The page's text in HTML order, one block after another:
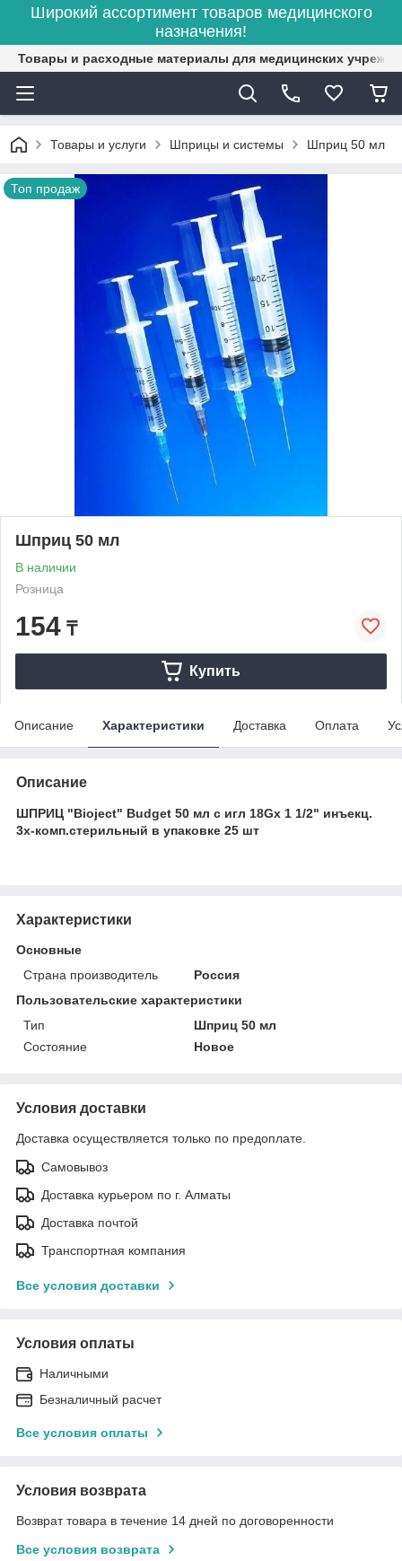
Широкий ассортимент товаров медицинского
назначения!
Товары и расходные материалы для медицинских
Товары и услуги Шприцы и системы Шприц 50 мл
Топ продаж
Шприц 50 мл
В наличии
Розница
154 ₸
Купить
Описание Характеристики Доставка Оплата
Описание
ШПРИЦ "Bioject" Budget 50 мл с игл 18Gх 1 1/2" инъекц.
3х-комп.стерильный в упаковке 25 шт
Характеристики
Основные
Страна производитель
Россия
Пользовательские характеристики
Тип
Шприц 50 мл
Состояние
Новое
Условия доставки
Доставка осуществляется только по предоплате.
Самовывоз
Доставка курьером по г. Алматы
Доставка почтой
Транспортная компания
Все условия доставки
Условия оплаты
Наличными
Безналичный расчет
Все условия оплаты
Условия возврата
Возврат товара в течение 14 дней по договоренности
Все условия возврата